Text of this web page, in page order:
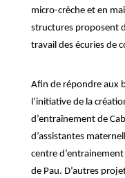
micro-crèche et en
structures proposent
travail des écuries de
Afin de répondre aux
l’initiative de la
d’entraînement de
d’assistantes
centre
de Pau. D’autres